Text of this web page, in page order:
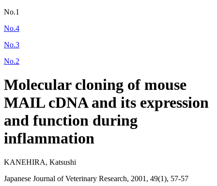
No.1
No.4
No.3
No.2
Molecular cloning of mouse
MAIL cDNA and its expression
and function during
inflammation
KANEHIRA, Katsushi
Japanese Journal of Veterinary Research, 2001, 49(1), 57-57